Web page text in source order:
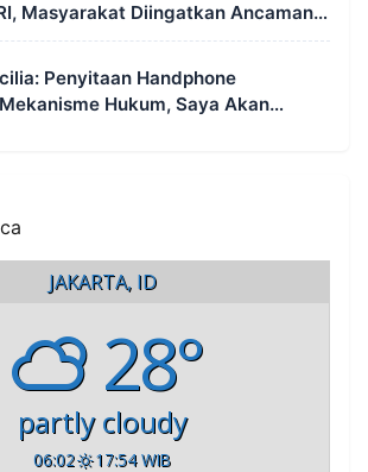
Masyarakat Diingatkan Ancaman
Lahan
Penyitaan Handphone
Hukum, Saya Akan
JAKARTA, ID
28°
partly cloudy
06:02 17:54 WIB